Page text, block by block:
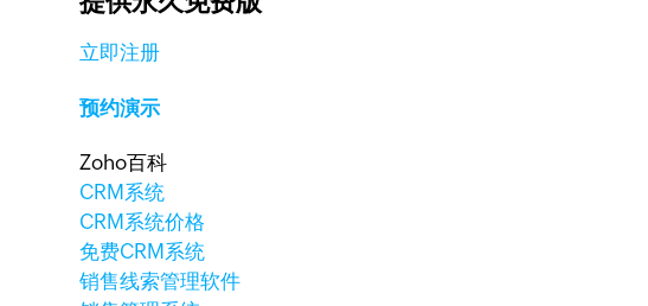
立即注册
预约演示
Zoho百科
CRM系统
CRM系统价格
免费CRM系统
销售线索管理软件